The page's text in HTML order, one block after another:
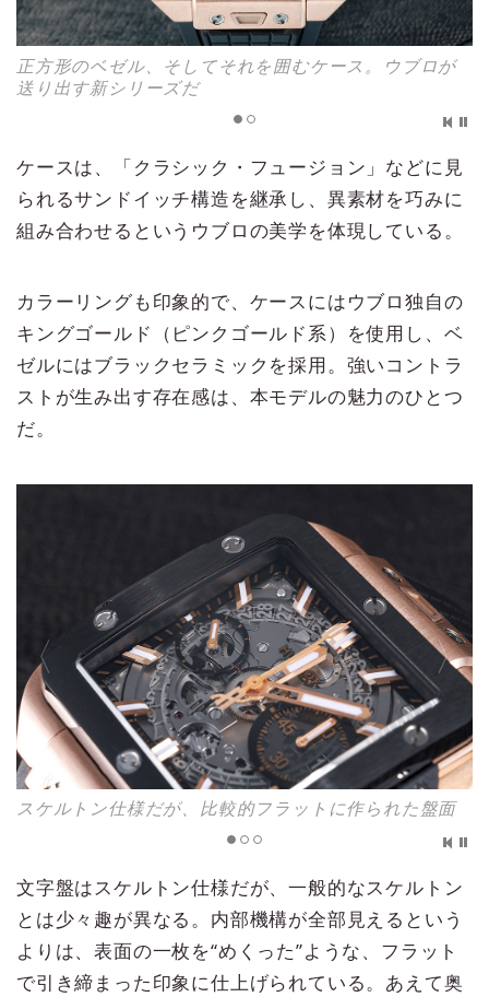
正方形のベゼル、そしてそれを囲むケース。ウブロが
送り出す新シリーズだ
ケースは、「クラシック・フュージョン」などに見
られるサンドイッチ構造を継承し、異素材を巧みに
組み合わせるというウブロの美学を体現している。
カラーリングも印象的で、ケースにはウブロ独自の
キングゴールド（ピンクゴールド系）を使用し、ベ
ゼルにはブラックセラミックを採用。強いコントラ
ストが生み出す存在感は、本モデルの魅力のひとつ
だ。
スケルトン仕様だが、比較的フラットに作られた盤面
文字盤はスケルトン仕様だが、一般的なスケルトン
とは少々趣が異なる。内部機構が全部見えるという
よりは、表面の一枚を“めくった”ような、フラット
で引き締まった印象に仕上げられている。あえて奥